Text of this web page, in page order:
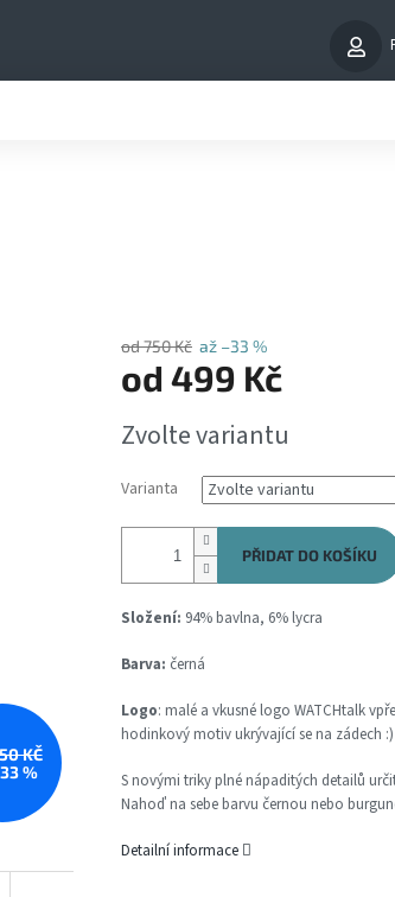
KČ
%
od 750 Kč až –33 %
od 499 Kč
cena:
Zvolte variantu
Varianta
PŘIDAT DO KOŠÍKU
Složení: 94% bavlna, 6% lycra
Barva: černá
Logo: malé a vkusné logo WATCHtalk
hodinkový motiv ukrývající se na zádech :)
S novými triky plné nápaditých detailů
Nahoď na sebe barvu černou nebo
Detailní informace